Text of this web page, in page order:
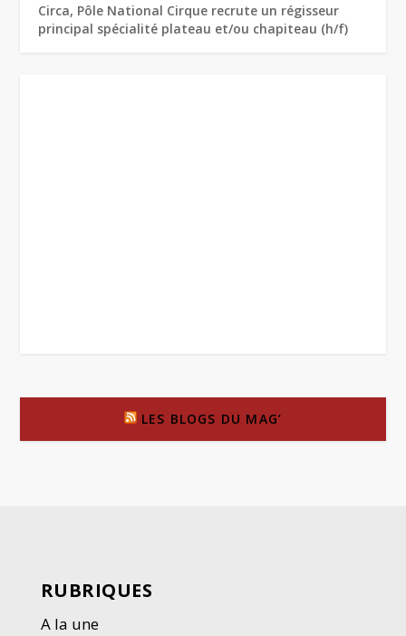
Circa, Pôle National Cirque recrute un régisseur
principal spécialité plateau et/ou chapiteau (h/f)
LES BLOGS DU MAG’
RUBRIQUES
A la une